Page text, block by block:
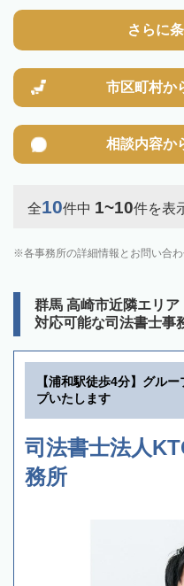
さらに
市区町村か
相談内容か
全10件中 1~10件を表
各事務所の詳細情報とお問い合
群馬 高崎市近隣エリ
対応可能な司法書士事
【浦和駅徒歩4分】グル
プいたします
司法書士法人
務所